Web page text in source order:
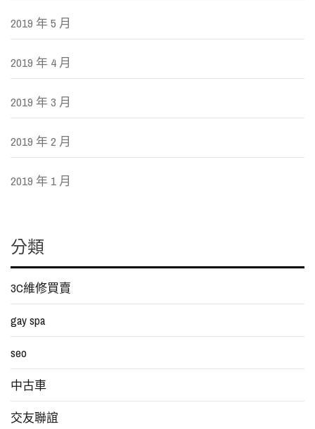
2019 年 5 月
2019 年 4 月
2019 年 3 月
2019 年 2 月
2019 年 1 月
分類
3C維修買賣
gay spa
seo
中古車
交友聯誼